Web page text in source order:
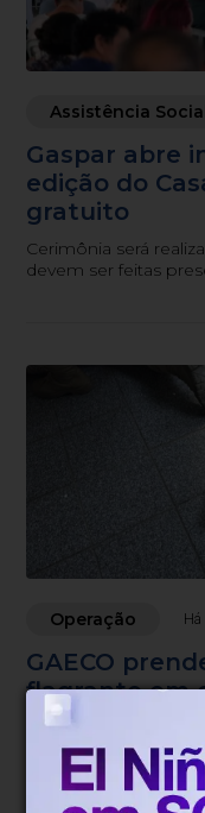
Assistência Social
Gaspar abre
edição do
gratuito
Cerimônia será
devem ser feitas
Operação
GAECO
flagrante em
e comércio
Florianópolis
Operação 'Caminho
busca em sete